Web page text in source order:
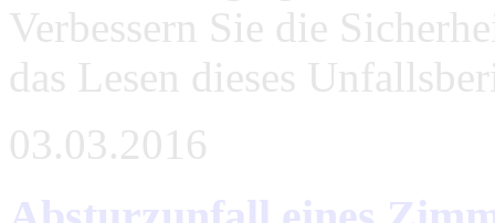
Verbessern Sie die
das Lesen dieses
03.03.2016